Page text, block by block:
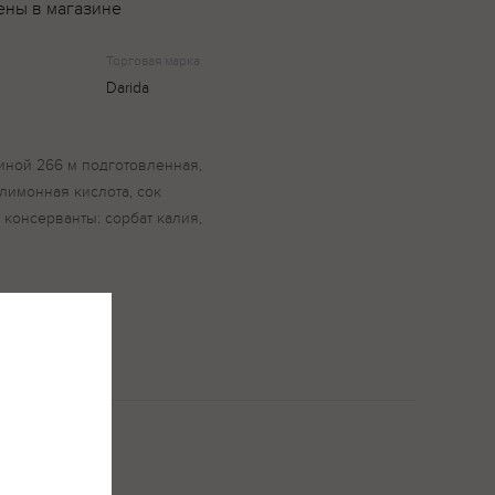
в магазине
Торговая марка
Darida
266 м подготовленная,
кислота, сок
сорбат калия,